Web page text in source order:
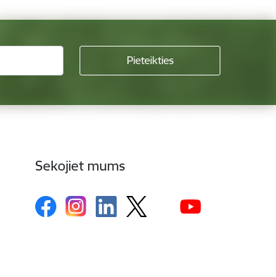
Sekojiet mums